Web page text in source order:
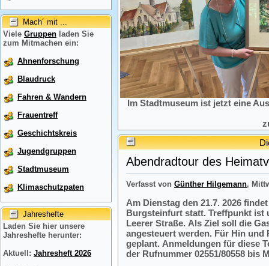
Mach´ mit ...
Viele Gruppen laden Sie
zum Mitmachen ein:
Ahnenforschung
Blaudruck
Fahren & Wandern
Frauentreff
Geschichtskreis
Jugendgruppen
Stadtmuseum
Klimaschutzpaten
Jahreshefte
Laden Sie hier unsere
Jahreshefte herunter:
Aktuell: Jahresheft 2026
Im Stadtmuseum ist jetzt eine
Abendradtour des
Verfasst von Günther Hilgemann,
Am Dienstag den 21.7. 2026
Burgsteinfurt statt. Treffpunkt ist
Leerer Straße. Als Ziel soll die
angesteuert werden. Für Hin und
geplant. Anmeldungen für diese
der Rufnummer 02551/80558 bis